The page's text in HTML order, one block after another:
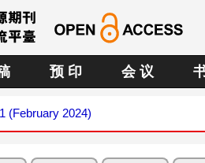
预 印 会 议
(February 2024)